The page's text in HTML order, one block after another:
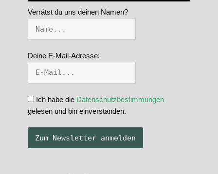
Verrätst du uns deinen Namen?
Deine E-Mail-Adresse:
Ich habe die Datenschutzbestimmungen
gelesen und bin einverstanden.